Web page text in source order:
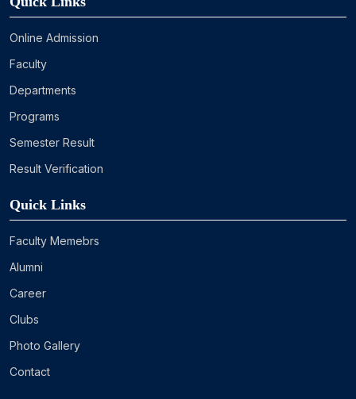
Online Admission
Faculty
Departments
Programs
Semester Result
Result Verification
Quick Links
Faculty Memebrs
Alumni
Career
Clubs
Photo Gallery
Contact